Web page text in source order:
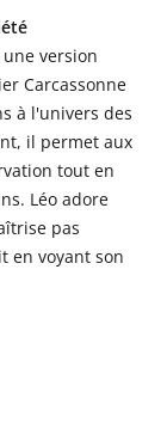
une version
Carcassonne
à l'univers des
il permet aux
tout en
Léo adore
pas
en voyant son